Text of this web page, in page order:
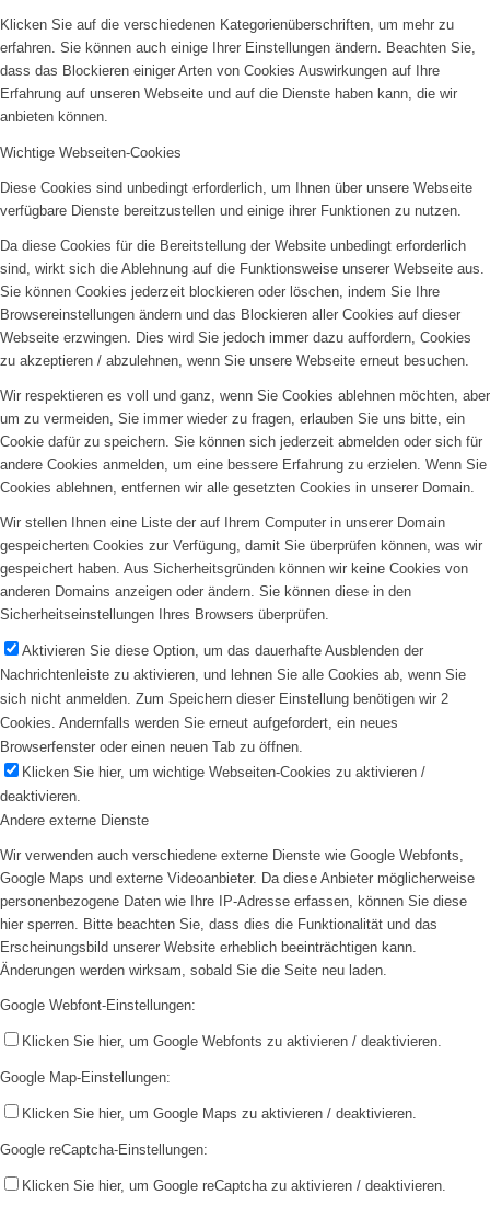
Klicken Sie auf die verschiedenen Kategorienüberschriften, um mehr zu
erfahren. Sie können auch einige Ihrer Einstellungen ändern. Beachten Sie,
dass das Blockieren einiger Arten von Cookies Auswirkungen auf Ihre
Erfahrung auf unseren Webseite und auf die Dienste haben kann, die wir
anbieten können.
Wichtige Webseiten-Cookies
Diese Cookies sind unbedingt erforderlich, um Ihnen über unsere Webseite
verfügbare Dienste bereitzustellen und einige ihrer Funktionen zu nutzen.
Da diese Cookies für die Bereitstellung der Website unbedingt erforderlich
sind, wirkt sich die Ablehnung auf die Funktionsweise unserer Webseite aus.
Sie können Cookies jederzeit blockieren oder löschen, indem Sie Ihre
Browsereinstellungen ändern und das Blockieren aller Cookies auf dieser
Webseite erzwingen. Dies wird Sie jedoch immer dazu auffordern, Cookies
zu akzeptieren / abzulehnen, wenn Sie unsere Webseite erneut besuchen.
Wir respektieren es voll und ganz, wenn Sie Cookies ablehnen möchten, aber
um zu vermeiden, Sie immer wieder zu fragen, erlauben Sie uns bitte, ein
Cookie dafür zu speichern. Sie können sich jederzeit abmelden oder sich für
andere Cookies anmelden, um eine bessere Erfahrung zu erzielen. Wenn Sie
Cookies ablehnen, entfernen wir alle gesetzten Cookies in unserer Domain.
Wir stellen Ihnen eine Liste der auf Ihrem Computer in unserer Domain
gespeicherten Cookies zur Verfügung, damit Sie überprüfen können, was wir
gespeichert haben. Aus Sicherheitsgründen können wir keine Cookies von
anderen Domains anzeigen oder ändern. Sie können diese in den
Sicherheitseinstellungen Ihres Browsers überprüfen.
Aktivieren Sie diese Option, um das dauerhafte Ausblenden der
Nachrichtenleiste zu aktivieren, und lehnen Sie alle Cookies ab, wenn Sie
sich nicht anmelden. Zum Speichern dieser Einstellung benötigen wir 2
Cookies. Andernfalls werden Sie erneut aufgefordert, ein neues
Browserfenster oder einen neuen Tab zu öffnen.
Klicken Sie hier, um wichtige Webseiten-Cookies zu aktivieren /
deaktivieren.
Andere externe Dienste
Wir verwenden auch verschiedene externe Dienste wie Google Webfonts,
Google Maps und externe Videoanbieter. Da diese Anbieter möglicherweise
personenbezogene Daten wie Ihre IP-Adresse erfassen, können Sie diese
hier sperren. Bitte beachten Sie, dass dies die Funktionalität und das
Erscheinungsbild unserer Website erheblich beeinträchtigen kann.
Änderungen werden wirksam, sobald Sie die Seite neu laden.
Google Webfont-Einstellungen:
Klicken Sie hier, um Google Webfonts zu aktivieren / deaktivieren.
Google Map-Einstellungen:
Klicken Sie hier, um Google Maps zu aktivieren / deaktivieren.
Google reCaptcha-Einstellungen:
Klicken Sie hier, um Google reCaptcha zu aktivieren / deaktivieren.